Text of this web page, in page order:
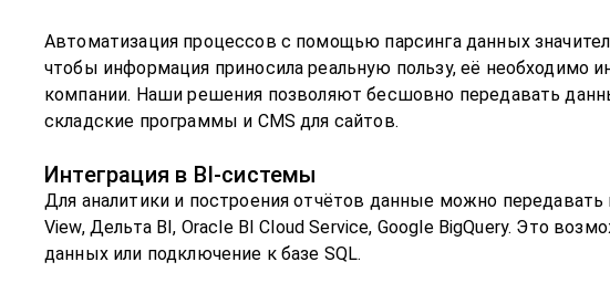
Автоматизация процессов с помощью парсинга данных
чтобы информация приносила реальную пользу, её необходимо
компании. Наши решения позволяют бесшовно передавать
складские программы и CMS для сайтов.
Интеграция в BI-системы
Для аналитики и построения отчётов данные можно передавать
View, Дельта BI, Oracle BI Cloud Service, Google BigQuery. Это
данных или подключение к базе SQL.